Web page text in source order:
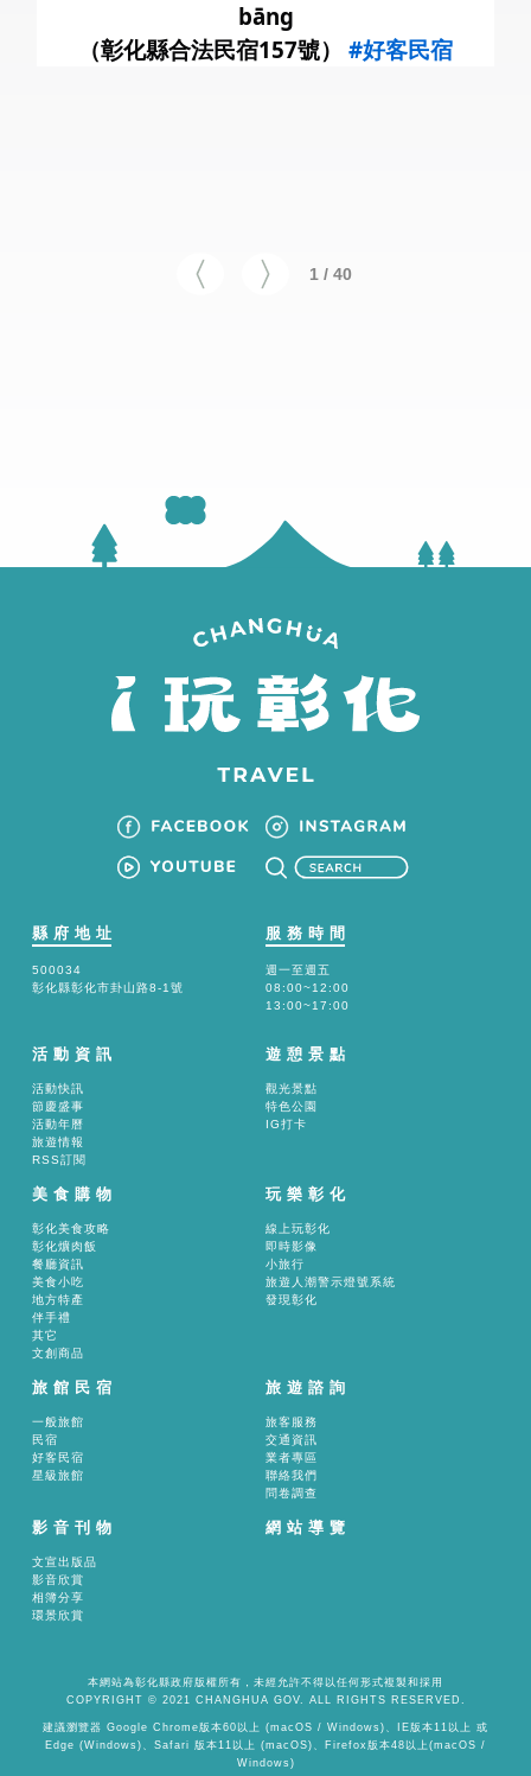
bāng
（彰化縣合法民宿157號） #好客民宿
1 / 40
縣府地址
500034
彰化縣彰化市卦山路8-1號
服務時間
週一至週五
08:00~12:00
13:00~17:00
活動資訊
活動快訊
節慶盛事
活動年曆
旅遊情報
RSS訂閱
遊憩景點
觀光景點
特色公園
IG打卡
美食購物
彰化美食攻略
彰化爌肉飯
餐廳資訊
美食小吃
地方特產
伴手禮
其它
文創商品
玩樂彰化
線上玩彰化
即時影像
小旅行
旅遊人潮警示燈號系統
發現彰化
旅館民宿
一般旅館
民宿
好客民宿
星級旅館
旅遊諮詢
旅客服務
交通資訊
業者專區
聯絡我們
問卷調查
影音刊物
文宣出版品
影音欣賞
相簿分享
環景欣賞
網站導覽
本網站為彰化縣政府版權所有，未經允許不得以任何形式複製和採用
COPYRIGHT © 2021 CHANGHUA GOV. ALL RIGHTS RESERVED.
建議瀏覽器 Google Chrome版本60以上 (macOS / Windows)、IE版本11以上 或
Edge (Windows)、Safari 版本11以上 (macOS)、Firefox版本48以上(macOS /
Windows)